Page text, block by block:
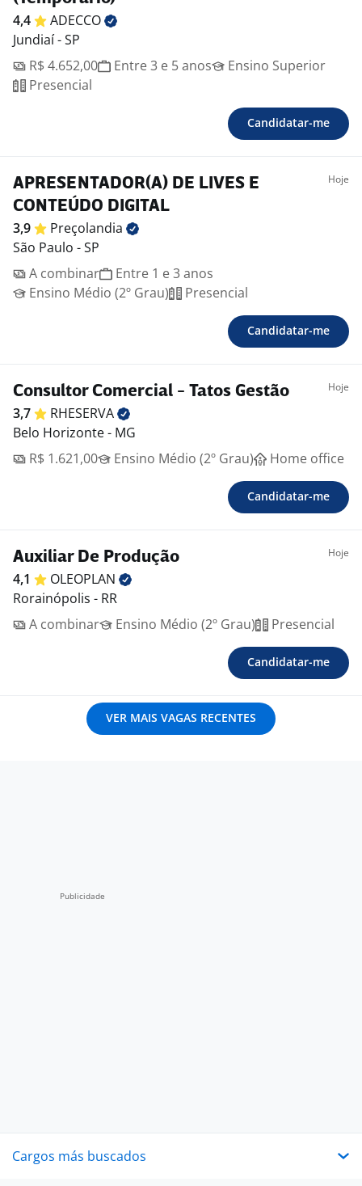
4,4
ADECCO
Jundiaí - SP
R$ 4.652,00
Entre 3 e 5 anos
Ensino Superior
Presencial
Candidatar-me
APRESENTADOR(A) DE LIVES E
CONTEÚDO DIGITAL
Hoje
3,9
Preçolandia
São Paulo - SP
A combinar
Entre 1 e 3 anos
Ensino Médio (2º Grau)
Presencial
Candidatar-me
Consultor Comercial - Tatos Gestão Hoje
3,7
RHESERVA
Belo Horizonte - MG
R$ 1.621,00
Ensino Médio (2º Grau) Home office
Candidatar-me
Auxiliar De Produção Hoje
4,1
OLEOPLAN
Rorainópolis - RR
A combinar
Ensino Médio (2º Grau) Presencial
Candidatar-me
VER MAIS VAGAS RECENTES
Cargos más buscados